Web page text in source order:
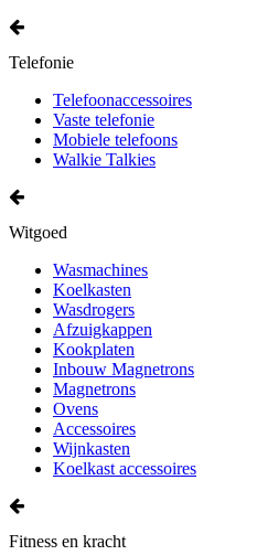
Telefonie
Telefoonaccessoires
Vaste telefonie
Mobiele telefoons
Walkie Talkies
Witgoed
Wasmachines
Koelkasten
Wasdrogers
Afzuigkappen
Kookplaten
Inbouw Magnetrons
Magnetrons
Ovens
Accessoires
Wijnkasten
Koelkast accessoires
Fitness en kracht